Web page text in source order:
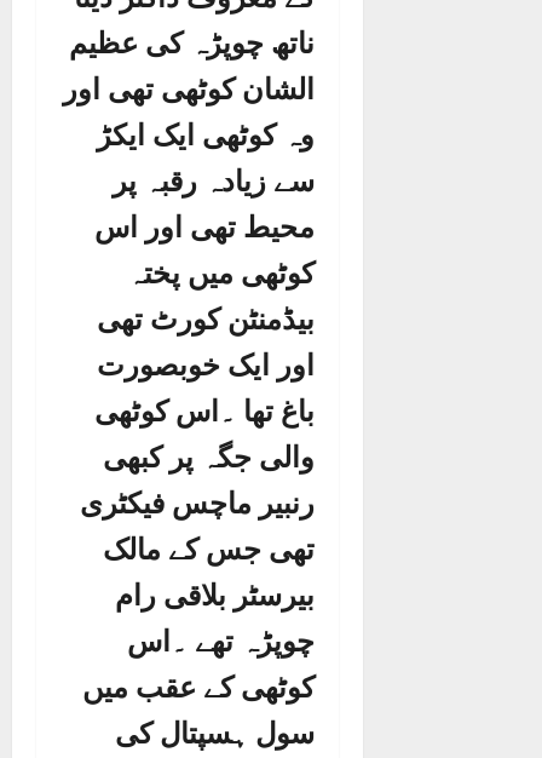
ناتھ چوپڑہ کی عظیم
الشان کوٹھی تھی اور
وہ کوٹھی ایک ایکڑ
سے زیادہ رقبہ پر
محیط تھی اور اس
کوٹھی میں پختہ
بیڈمنٹن کورٹ تھی
اور ایک خوبصورت
باغ تھا ۔اس کوٹھی
والی جگہ پر کبھی
رنبیر ماچس فیکٹری
تھی جس کے مالک
بیرسٹر بلاقی رام
چوپڑہ تھے ۔اس
کوٹھی کے عقب میں
سول ہسپتال کی